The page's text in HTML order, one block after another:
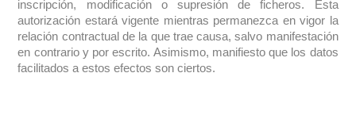
inscripción, modificación o supresión de ficheros. Esta
autorización estará vigente mientras permanezca en vigor la
relación contractual de la que trae causa, salvo manifestación
en contrario y por escrito. Asimismo, manifiesto que los datos
facilitados a estos efectos son ciertos.